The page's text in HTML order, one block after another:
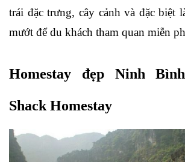
trái đặc trưng, cây cảnh và đặc biệt
mướt để du khách tham quan miễn
Homestay đẹp Ninh
Shack Homestay